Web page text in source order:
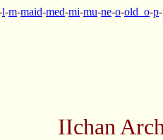
l-m-maid-med-mi-mu-ne-o-old_o-p-
IIchan